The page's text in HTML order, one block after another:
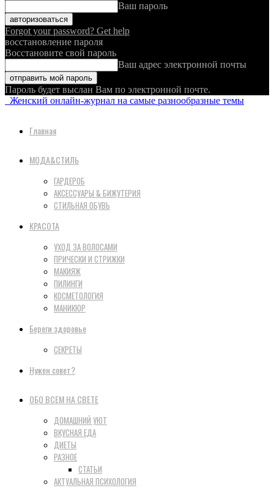
Ваш пароль
Forgot your password? Get help
восстановление пароля
Восстановите свой пароль
Ваш адрес электронной почты
Пароль будет выслан Вам по электронной почте.
Женский онлайн-журнал на самые разнообразные темы
Главная
МОДА&СТИЛЬ
ГАРДЕРОБ
АКСЕССУАРЫ & БИЖУТЕРИЯ
СТИЛЬНАЯ ОБУВЬ
КРАСОТА
УХОД ЗА ВОЛОСАМИ
ПРИЧЕСКИ И СТРИЖКИ
МАКИЯЖ
ПИЛИНГИ
КОСМЕТОЛОГИЯ
МАНИКЮР
Береги здоровье
СЕКРЕТЫ
Нужен совет?
ОБО ВСЕМ НА СВЕТЕ
ДОМАШНИЙ УЮТ
ВКУСНАЯ ЕДА
ДИЕТЫ
РАЗНОЕ
СТАТЬИ
АКТУАЛЬНАЯ ПСИХОЛОГИЯ